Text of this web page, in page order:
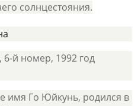
солнцестояния.
й номер, 1992 год
имя Го Юйкунь, родился в